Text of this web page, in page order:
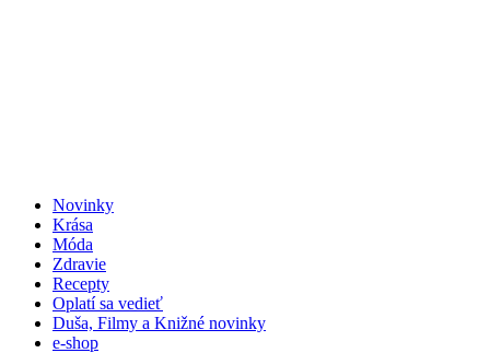
Novinky
Krása
Móda
Zdravie
Recepty
Oplatí sa vedieť
Duša, Filmy a Knižné novinky
e-shop